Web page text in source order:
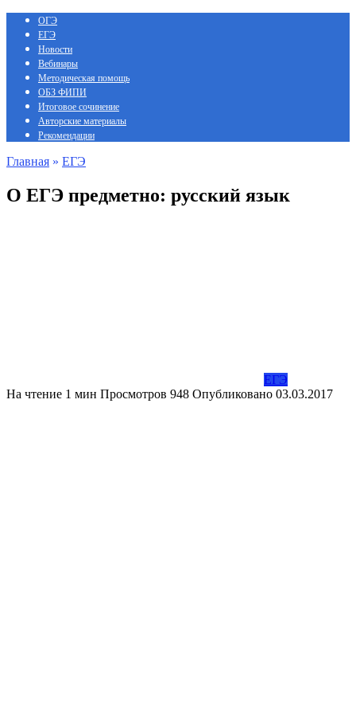
ОГЭ
ЕГЭ
Новости
Вебинары
Методическая помощь
ОБЗ ФИПИ
Итоговое сочинение
Авторские материалы
Рекомендации
Главная » ЕГЭ
О ЕГЭ предметно: русский язык
ЕГЭ
На чтение 1 мин Просмотров 948 Опубликовано 03.03.2017